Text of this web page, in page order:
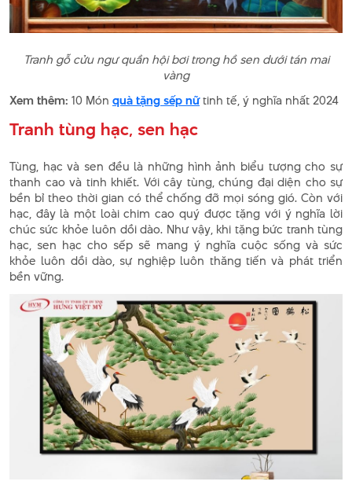
Tranh gỗ cửu ngư quần hội bơi trong hồ sen dưới tán mai
vàng
Xem thêm: 10 Món quà tặng sếp nữtinh tế, ý nghĩa nhất 2024
Tranh tùng hạc, sen hạc
Tùng, hạc và sen đều là những hình ảnh biểu tượng cho sự
thanh cao và tinh khiết. Với cây tùng, chúng đại diện cho sự
bền bỉ theo thời gian có thể chống đỡ mọi sóng gió. Còn với
hạc, đây là một loài chim cao quý được tặng với ý nghĩa lời
chúc sức khỏe luôn dồi dào. Như vậy, khi tặng bức tranh tùng
hạc, sen hạc cho sếp sẽ mang ý nghĩa cuộc sống và sức
khỏe luôn dồi dào, sự nghiệp luôn thăng tiến và phát triển
bền vững.